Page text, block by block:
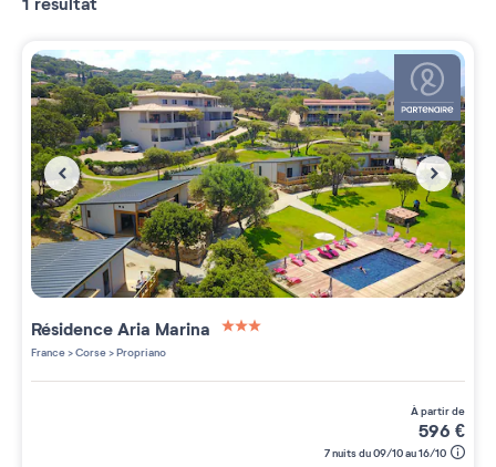
1 résultat
RésidenceAria Marina
France>Corse>Propriano
à partir de
596 €
7 nuits du 09/10 au 16/10